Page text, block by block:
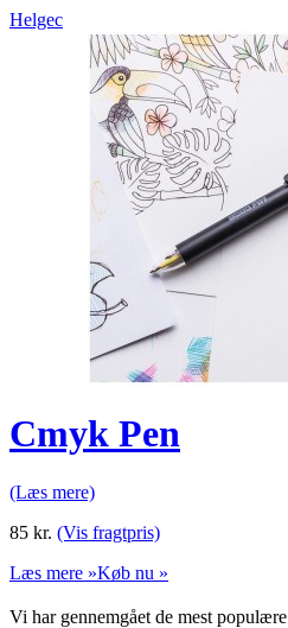
Helgec
Cmyk Pen
(Læs mere)
85 kr. (Vis fragtpris)
Læs mere »Køb nu »
Vi har gennemgået de mest